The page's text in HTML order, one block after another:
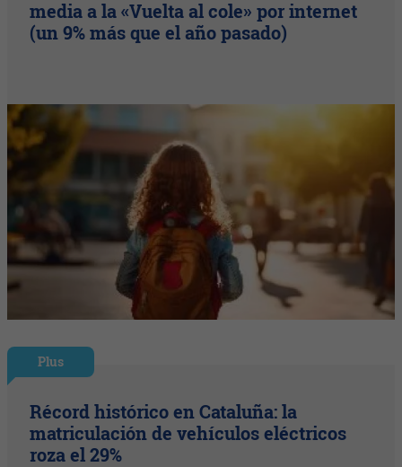
media a la «Vuelta al cole» por internet
(un 9% más que el año pasado)
Plus
Récord histórico en Cataluña: la
matriculación de vehículos eléctricos
roza el 29%